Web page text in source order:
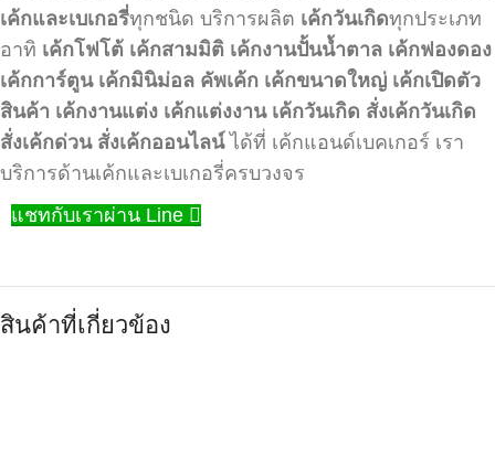
เค้กและเบเกอรี่ทุกชนิด บริการผลิต เค้กวันเกิดทุกประเภท
อาทิ เค้กโฟโต้ เค้กสามมิติ เค้กงานปั้นน้ำตาล เค้กฟองดอง
เค้กการ์ตูน เค้กมินิม่อล คัพเค้ก เค้กขนาดใหญ่ เค้กเปิดตัว
สินค้า เค้กงานแต่ง เค้กแต่งงาน เค้กวันเกิด สั่งเค้กวันเกิด
สั่งเค้กด่วน สั่งเค้กออนไลน์ได้ที่ เค้กแอนด์เบคเกอร์ เรา
บริการด้านเค้กและเบเกอรี่ครบวงจร
แชทกับเราผ่าน Line
สินค้าที่เกี่ยวข้อง